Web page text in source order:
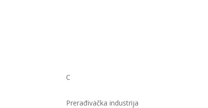
C
Prerađivačka industrija